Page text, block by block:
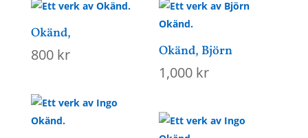
Okänd,
800 kr Okänd, Björn
1,000 kr